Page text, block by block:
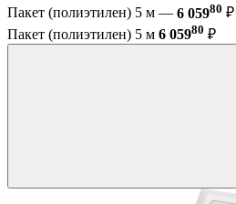
Пакет (полиэтилен) 5 м — 6 05980 ₽
Пакет (полиэтилен) 5 м 6 05980 ₽